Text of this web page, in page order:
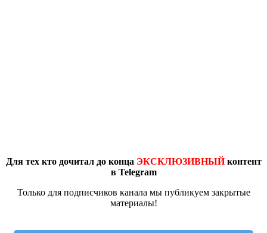
Для тех кто дочитал до конца ЭКСКЛЮЗИВНЫЙконтент
в Telegram
Только для подписчиков канала мы публикуем закрытые
материалы!